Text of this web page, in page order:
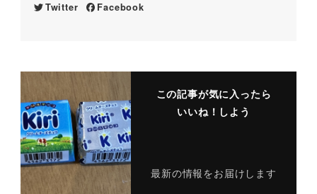
Twitter Facebook
この記事が気に入ったら
いいね！しよう
最新の情報をお届けします